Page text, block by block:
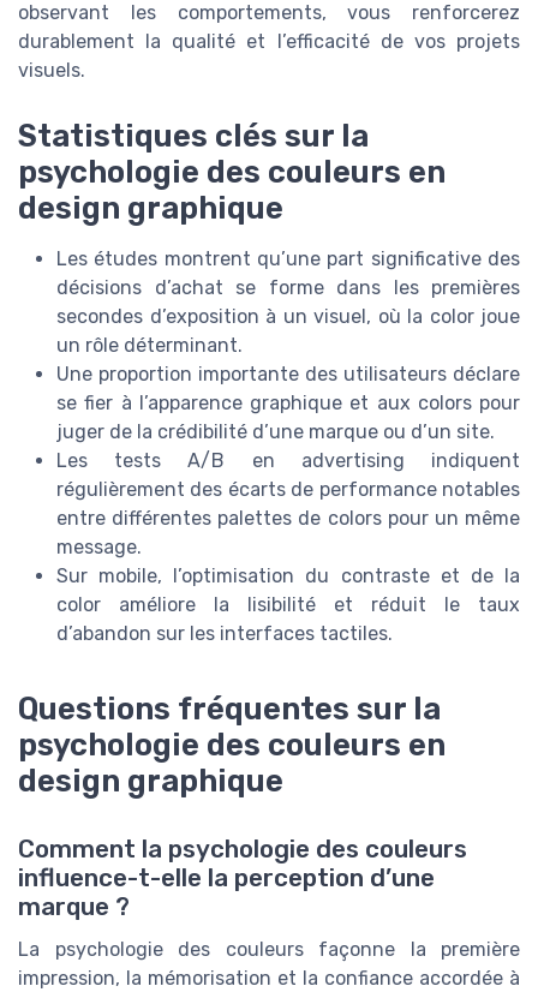
observant les comportements, vous renforcerez
durablement la qualité et l’efficacité de vos projets
visuels.
Statistiques clés sur la
psychologie des couleurs en
design graphique
Les études montrent qu’une part significative des
décisions d’achat se forme dans les premières
secondes d’exposition à un visuel, où la color joue
un rôle déterminant.
Une proportion importante des utilisateurs déclare
se fier à l’apparence graphique et aux colors pour
juger de la crédibilité d’une marque ou d’un site.
Les tests A/B en advertising indiquent
régulièrement des écarts de performance notables
entre différentes palettes de colors pour un même
message.
Sur mobile, l’optimisation du contraste et de la
color améliore la lisibilité et réduit le taux
d’abandon sur les interfaces tactiles.
Questions fréquentes sur la
psychologie des couleurs en
design graphique
Comment la psychologie des couleurs
influence-t-elle la perception d’une
marque ?
La psychologie des couleurs façonne la première
impression, la mémorisation et la confiance accordée à